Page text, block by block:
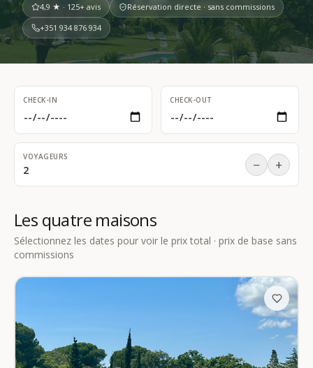
4,9 ★ · 125+ avis
Réservation directe · sans commissions
+351 934 876 934
CHECK-IN CHECK-OUT
VOYAGEURS
2 − +
Les quatre maisons
Sélectionnez les dates pour voir le prix total · prix de base sans
commissions